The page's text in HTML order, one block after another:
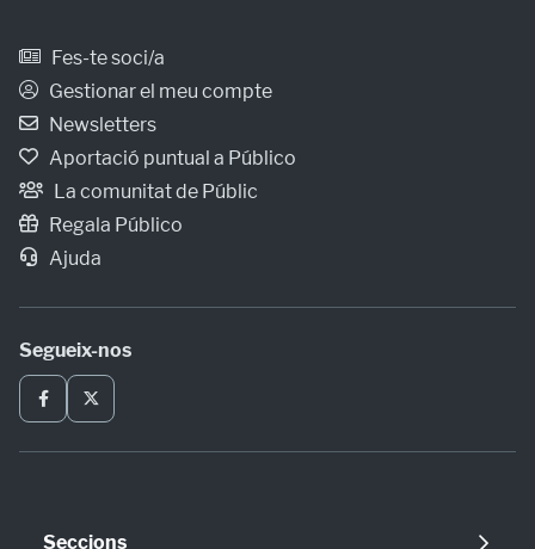
Fes-te soci/a
Gestionar el meu compte
Newsletters
Aportació puntual a Público
La comunitat de Públic
Regala Público
Ajuda
Segueix-nos
Seccions